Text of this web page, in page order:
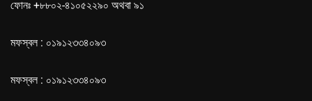
ফোনঃ +৮৮০২-৪১০৫২২৯০ অথবা ৯১
মফস্বল : ০১৯১২৩৩৪০৯৩
মফস্বল : ০১৯১২৩৩৪০৯৩